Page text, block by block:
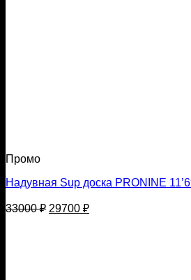
Промо
Надувная Sup доска PRONINE
33000₽ Первоначальная
29700 ₽Текущая